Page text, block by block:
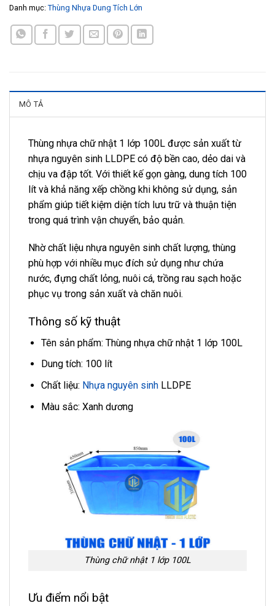
Danh mục: Thùng Nhựa Dung Tích Lớn
MÔ TẢ
Thùng nhựa chữ nhật 1 lớp 100L được sản xuất từ
nhựa nguyên sinh LLDPE có độ bền cao, dẻo dai và
chịu va đập tốt. Với thiết kế gọn gàng, dung tích 100
lít và khả năng xếp chồng khi không sử dụng, sản
phẩm giúp tiết kiệm diện tích lưu trữ và thuận tiện
trong quá trình vận chuyển, bảo quản.
Nhờ chất liệu nhựa nguyên sinh chất lượng, thùng
phù hợp với nhiều mục đích sử dụng như chứa
nước, đựng chất lỏng, nuôi cá, trồng rau sạch hoặc
phục vụ trong sản xuất và chăn nuôi.
Thông số kỹ thuật
Tên sản phẩm: Thùng nhựa chữ nhật 1 lớp 100L
Dung tích: 100 lít
Chất liệu: Nhựa nguyên sinhLLDPE
Màu sắc: Xanh dương
Thùng chữ nhật 1 lớp 100L
Ưu điểm nổi bật